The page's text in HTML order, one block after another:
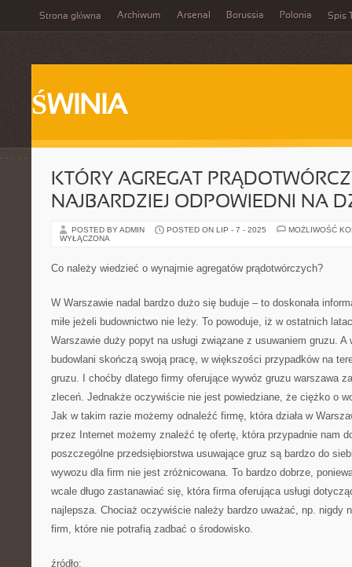
Strona główna Archiwum Arsenal Borussia Polonia Spis
ŚWINIA
KTÓRY AGREGAT
NAJBARDZIEJ ODPOWIEDNI NA
POSTED BY ADMIN POSTED ON LIP - 7 - 2025
MOŻLIWOŚĆ
WYŁĄCZONA
Co należy wiedzieć o wynajmie agregatów prądotwórczych?
W Warszawie nadal bardzo dużo się buduje – to doskonała
miłe jeżeli budownictwo nie leży. To powoduje, iż w ostatnich
Warszawie duży popyt na usługi związane z usuwaniem gruzu.
budowlani skończą swoją pracę, w większości przypadków na
gruzu. I choćby dlatego firmy oferujące wywóz gruzu warszawa
zleceń. Jednakże oczywiście nie jest powiedziane, że ciężko o
Jak w takim razie możemy odnaleźć firmę, która działa w
przez Internet możemy znaleźć tę ofertę, która przypadnie nam
poszczególne przedsiębiorstwa usuwające gruz są bardzo do
wywozu dla firm nie jest zróżnicowana. To bardzo dobrze,
wcale długo zastanawiać się, która firma oferująca usługi
najlepsza. Chociaż oczywiście należy bardzo uważać, np. nigdy
firm, które nie potrafią zadbać o środowisko.
źródło: